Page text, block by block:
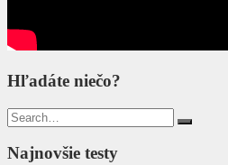
Hľadáte niečo?
Search
for:
Najnovšie testy